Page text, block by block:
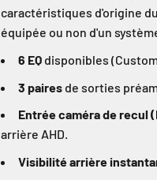
caractéristiques d'origine
équipée ou non d'un
6 EQ disponibles
3 paires de sorties
Entrée caméra de recul
arrière AHD.
Visibilité arrière